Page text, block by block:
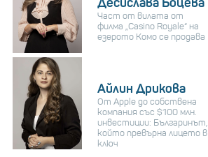
Част от вилата от
филма „Casino Royale“ на
езерото Комо се продава
Айлин Дрикова
От Apple до собствена
компания със $100 млн.
инвестиции: Българинът,
който превърна лицето в
ключ